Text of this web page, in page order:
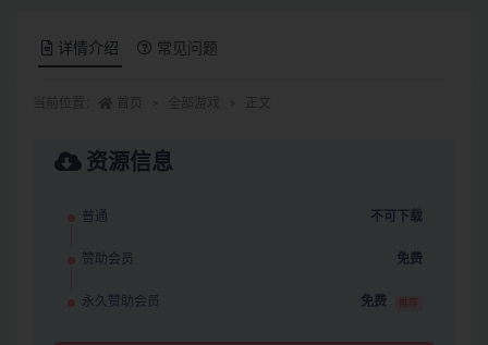
详情介绍 常见问题
资源信息
普通 不可下载
赞助会员 免费
永久赞助会员 免费 推荐